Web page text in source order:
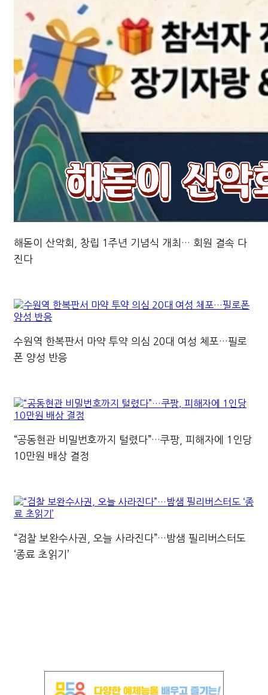
해돋이 산악회, 창립 1주년 기념식 개최… 회원 결속 다
진다
수원역 한복판서 마약 투약 의심 20대 여성 체포…필로
폰 양성 반응
“공동현관 비밀번호까지 털렸다”…쿠팡, 피해자에 1인당
10만원 배상 결정
“검찰 보완수사권, 오늘 사라진다”…밤샘 필리버스터도
‘종료 초읽기’